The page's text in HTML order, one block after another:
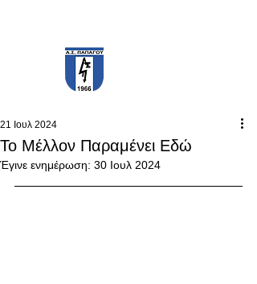
Το Μέλλον Παραμένει Εδώ
21 Ιουλ 2024
Έγινε ενημέρωση: 30 Ιουλ 2024